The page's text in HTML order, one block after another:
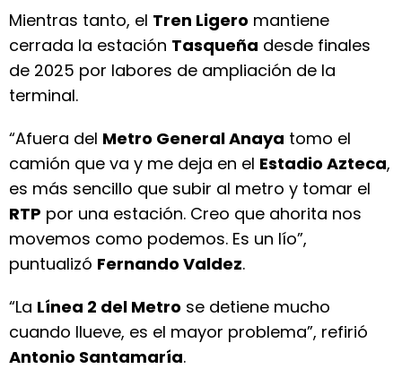
Mientras tanto, el Tren Ligero mantiene
cerrada la estación Tasqueña desde finales
de 2025 por labores de ampliación de la
terminal.
“Afuera del Metro General Anaya tomo el
camión que va y me deja en el Estadio Azteca,
es más sencillo que subir al metro y tomar el
RTP por una estación. Creo que ahorita nos
movemos como podemos. Es un lío”,
puntualizó Fernando Valdez.
“La Línea 2 del Metro se detiene mucho
cuando llueve, es el mayor problema”, refirió
Antonio Santamaría.